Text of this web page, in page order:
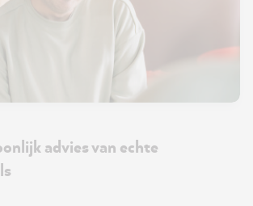
advies van echte